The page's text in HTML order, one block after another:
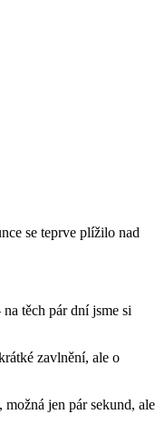
se teprve plížilo nad
těch pár dní jsme si
zavlnění, ale o
jen pár sekund, ale